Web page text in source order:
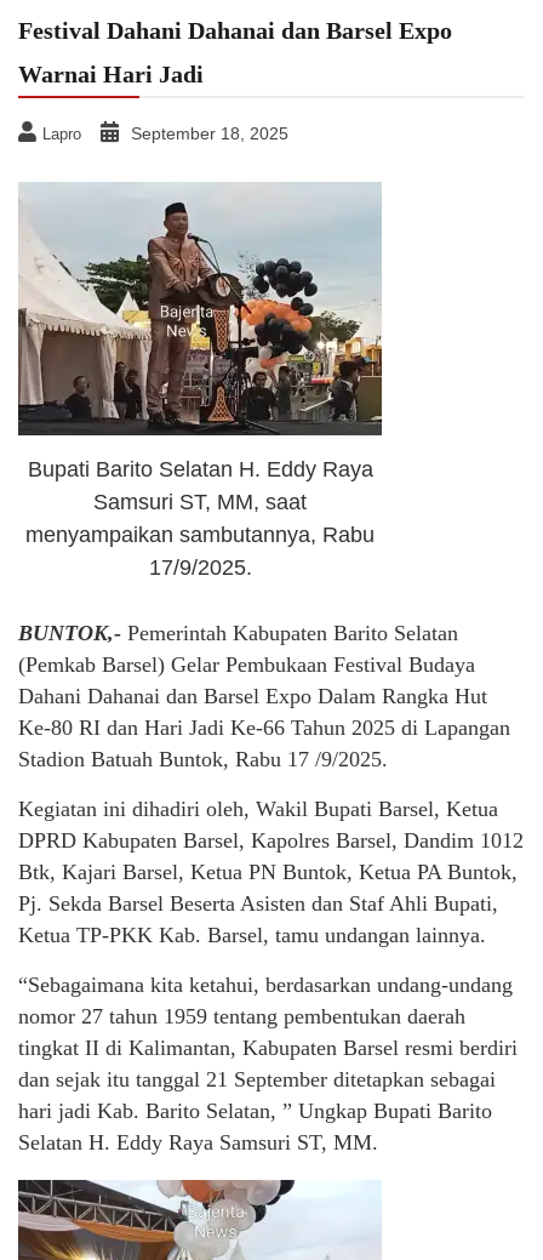
Festival Dahani Dahanai dan Barsel Expo
Warnai Hari Jadi
Lapro September 18, 2025
Bupati Barito Selatan H. Eddy Raya
Samsuri ST, MM, saat
menyampaikan sambutannya, Rabu
17/9/2025.
BUNTOK,- Pemerintah Kabupaten Barito Selatan
(Pemkab Barsel) Gelar Pembukaan Festival Budaya
Dahani Dahanai dan Barsel Expo Dalam Rangka Hut
Ke-80 RI dan Hari Jadi Ke-66 Tahun 2025 di Lapangan
Stadion Batuah Buntok, Rabu 17 /9/2025.
Kegiatan ini dihadiri oleh, Wakil Bupati Barsel, Ketua
DPRD Kabupaten Barsel, Kapolres Barsel, Dandim 1012
Btk, Kajari Barsel, Ketua PN Buntok, Ketua PA Buntok,
Pj. Sekda Barsel Beserta Asisten dan Staf Ahli Bupati,
Ketua TP-PKK Kab. Barsel, tamu undangan lainnya.
“Sebagaimana kita ketahui, berdasarkan undang-undang
nomor 27 tahun 1959 tentang pembentukan daerah
tingkat II di Kalimantan, Kabupaten Barsel resmi berdiri
dan sejak itu tanggal 21 September ditetapkan sebagai
hari jadi Kab. Barito Selatan, ” Ungkap Bupati Barito
Selatan H. Eddy Raya Samsuri ST, MM.